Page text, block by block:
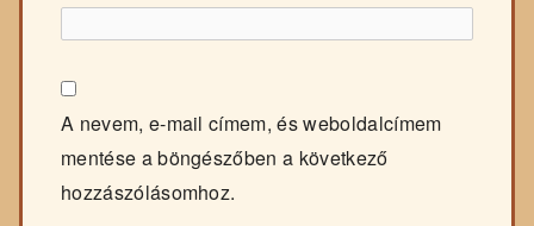
A nevem, e-mail címem, és weboldalcímem
mentése a böngészőben a következő
hozzászólásomhoz.